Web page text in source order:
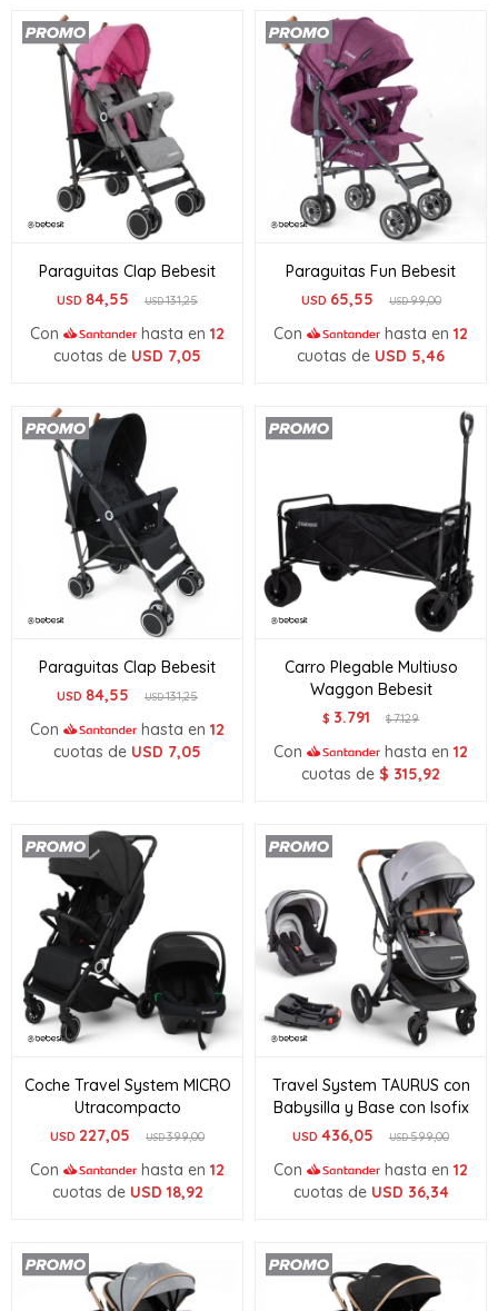
Paraguitas Clap Bebesit
USD 84,55 USD131,25
Con hasta en 12
cuotas de USD 7,05
Paraguitas Fun Bebesit
USD 65,55 USD99,00
Con hasta en 12
cuotas de USD 5,46
Paraguitas Clap Bebesit
USD 84,55 USD131,25
Con hasta en 12
cuotas de USD 7,05
Carro Plegable Multiuso
Waggon Bebesit
$ 3.791 $7.129
Con hasta en 12
cuotas de $ 315,92
Coche Travel System MICRO
Utracompacto
USD 227,05 USD399,00
Con hasta en 12
cuotas de USD 18,92
Travel System TAURUS con
Babysilla y Base con Isofix
USD 436,05 USD599,00
Con hasta en 12
cuotas de USD 36,34